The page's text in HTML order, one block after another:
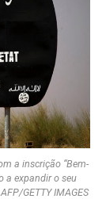
a inscrição “Bem-
a expandir o seu
GETTY IMAGES